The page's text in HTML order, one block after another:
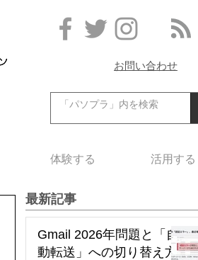
お問い合わせ
体験する 活用する
最新記事
Gmail 2026年問題と「自
動転送」への切り替え方